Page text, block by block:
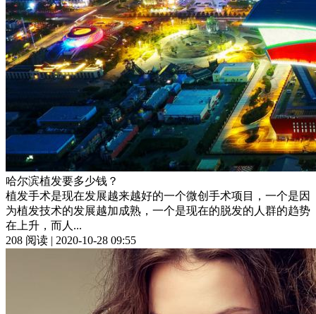
哈尔滨植发要多少钱？
植发手术是现在发展越来越好的一个微创手术项目，一个是因
为植发技术的发展越加成熟，一个是现在的脱发的人群的趋势
在上升，而人...
208 阅读 | 2020-10-28 09:55